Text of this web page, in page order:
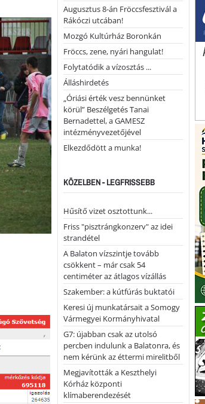
Augusztus 8-án Fröccsfesztivál a
Rákóczi utcában!
Mozgó Kultúrház Boronkán
Fröccs, zene, nyári hangulat!
Folytatódik a vízosztás ...
Álláshirdetés
„Óriási érték vesz bennünket
körül” Beszélgetés Tanai
Bernadettel, a GAMESZ
intézményvezetőjével
Elkezdődött a munka!
KÖZELBEN - LEGFRISSEBB
Hűsítő vizet osztottunk...
Friss "pisztrángkonzerv" az idei
strandétel
A Balaton vízszintje tovább
csökkent – már csak 54
centiméter az átlagos vízállás
Szakember: a kútfúrás buktatói
Keresi új munkatársait a Somogy
Vármegyei Kormányhivatal
G7: újabban csak az utolsó
percben indulunk a Balatonra, és
nem kérünk az éttermi mirelitből
Megjavították a Keszthelyi
Kórház központi
klímaberendezését